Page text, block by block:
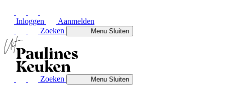
Inloggen
Aanmelden
Zoeken
MenuSluiten
Zoeken MenuSluiten